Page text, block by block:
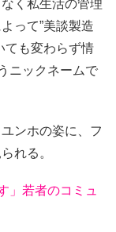
く私生活の管理
って”美談製造
ても変わらず情
ニックネームで
ンホの姿に、フ
れる。
」若者のコミュ